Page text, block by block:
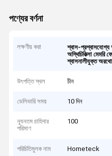
পণ্যের বর্ণনা
লক্ষণীয় করা শ্বাস-প্রশ্বাসযোগ্য
অস্থিচিকিত্সা মেমরি
শ্বাসনালীযুক্ত
উৎপত্তি স্থল চীন
ডেলিভারি সময় 10 দিন
ন্যূনতম চাহিদার
পরিমাণ
100
পরিচিতিমুলক নাম Hometeck